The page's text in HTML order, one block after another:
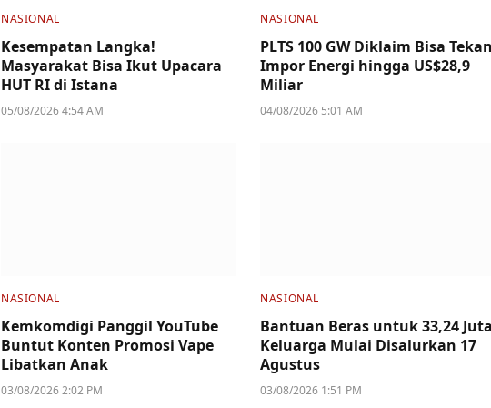
NASIONAL
Kesempatan Langka!
Masyarakat Bisa Ikut Upacara
HUT RI di Istana
05/08/2026 4:54 AM
NASIONAL
PLTS 100 GW Diklaim Bisa
Impor Energi hingga US$28,9
Miliar
04/08/2026 5:01 AM
NASIONAL
Kemkomdigi Panggil YouTube
Buntut Konten Promosi Vape
Libatkan Anak
03/08/2026 2:02 PM
NASIONAL
Bantuan Beras untuk 33,24
Keluarga Mulai Disalurkan 17
Agustus
03/08/2026 1:51 PM